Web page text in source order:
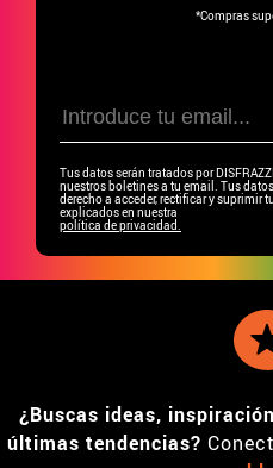
*Compras
Tus datos serán tratados por
nuestros boletines a tu email. Tus
derecho a acceder, rectificar y suprimir
explicados en nuestra
política de privacidad.
¿Buscas ideas,
últimas tendencias?